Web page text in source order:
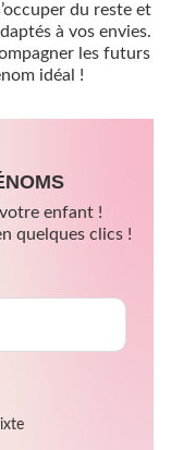
du reste et
à vos envies.
les futurs
idéal !
enfant !
quelques clics !